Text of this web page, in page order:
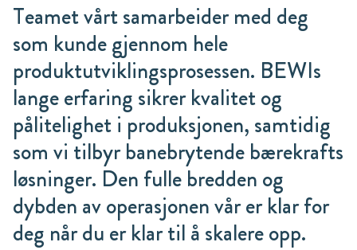
Teamet vårt samarbeider med deg
som kunde gjennom hele
produktutviklingsprosessen. BEWIs
lange erfaring sikrer kvalitet og
pålitelighet i produksjonen, samtidig
som vi tilbyr banebrytende bærekrafts
løsninger. Den fulle bredden og
dybden av operasjonen vår er klar for
deg når du er klar til å skalere opp.